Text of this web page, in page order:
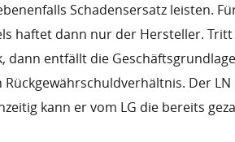
Schadensersatz leisten.
haftet dann nur der Hersteller.
dann entfällt die
Der LN
kann er vom LG die bereits